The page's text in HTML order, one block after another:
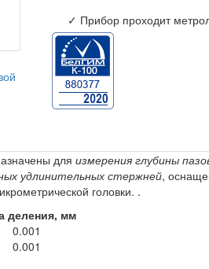
✓ Прибор проходит
для измерения глубины
удлинительных стержней,
головки. .
деления, мм
0.001
0.001